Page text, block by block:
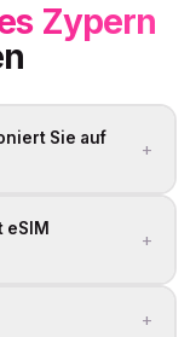
Zypern
Sie auf
+
eSIM
+
+